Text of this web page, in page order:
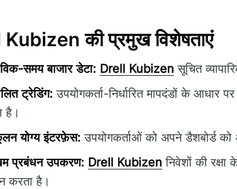
की प्रमुख विशेषताएं
समय बाजार डेटा: Drell Kubizen सूचित
ट्रेडिंग: उपयोगकर्ता-निर्धारित मापदंडों के आधार
है।
योग्य इंटरफ़ेस: उपयोगकर्ताओं को अपने डैशबोर्ड
प्रबंधन उपकरण: Drell Kubizen निवेशों की
करता है।